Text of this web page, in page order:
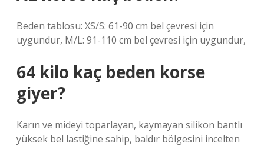
Beden tablosu: XS/S: 61-90 cm bel çevresi için
uygundur, M/L: 91-110 cm bel çevresi için uygundur,
64 kilo kaç beden korse
giyer?
Karın ve mideyi toparlayan, kaymayan silikon bantlı
yüksek bel lastiğine sahip, baldır bölgesini incelten